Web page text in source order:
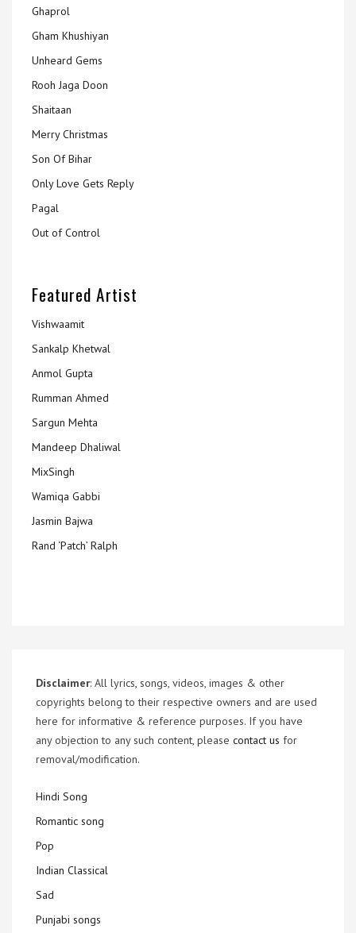
Ghaprol
Gham Khushiyan
Unheard Gems
Rooh Jaga Doon
Shaitaan
Merry Christmas
Son Of Bihar
Only Love Gets Reply
Pagal
Out of Control
Featured Artist
Vishwaamit
Sankalp Khetwal
Anmol Gupta
Rumman Ahmed
Sargun Mehta
Mandeep Dhaliwal
MixSingh
Wamiqa Gabbi
Jasmin Bajwa
Rand ‘Patch’ Ralph
Disclaimer: All lyrics, songs, videos, images & other
copyrights belong to their respective owners and are used
here for informative & reference purposes. If you have
any objection to any such content, please contact us for
removal/modification.
Hindi Song
Romantic song
Pop
Indian Classical
Sad
Punjabi songs